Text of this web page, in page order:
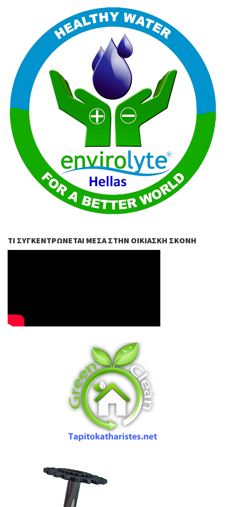
ΤΙ ΣΥΓΚΕΝΤΡΏΝΕΤΑΙ ΜΈΣΑ ΣΤΗΝ ΟΙΚΙΑΣΚΉ ΣΚΌΝΗ